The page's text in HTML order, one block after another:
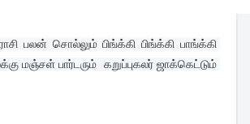
பலன் சொல்லும் பிங்க்கி பிங்க்கி பாங்க்கி
மஞ்சள் பார்டரும்  கறுப்புகலர் ஜாக்கெட்டும்